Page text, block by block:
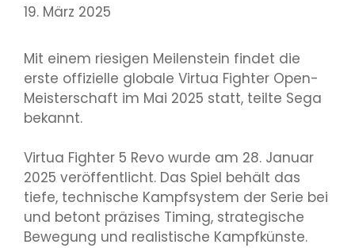
19. März 2025
Mit einem riesigen Meilenstein findet die
erste offizielle globale Virtua Fighter Open-
Meisterschaft im Mai 2025 statt, teilte Sega
bekannt.
Virtua Fighter 5 Revo wurde am 28. Januar
2025 veröffentlicht. Das Spiel behält das
tiefe, technische Kampfsystem der Serie bei
und betont präzises Timing, strategische
Bewegung und realistische Kampfkünste.